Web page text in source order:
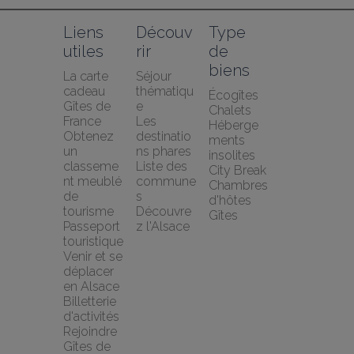
Liens
utiles
La carte
cadeau
Gîtes de
France
Obtenez
un
classeme
nt meublé
de
tourisme
Passeport
touristique
Venir et se
déplacer
en Alsace
Billetterie
d'activités
Rejoindre
Gîtes de
Découv
rir
Séjour
thématiqu
e
Les
destinatio
ns phares
Liste des
commune
s
Découvre
z l'Alsace
Type
de
biens
Écogîtes
Chalets
Héberge
ments
insolites
City Break
Chambres
d'hôtes
Gîtes